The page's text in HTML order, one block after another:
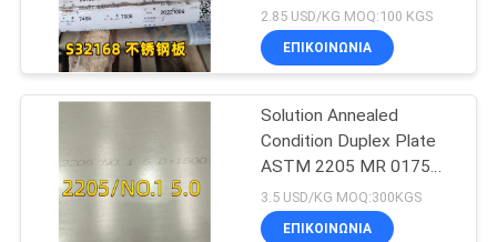
κυλημένο 10mm για το
λέβητα
2.85 USD/KG MOQ:100 KGS
ΕΠΙΚΟΙΝΩΝΙΑ
Solution Annealed
Condition Duplex Plate
ASTM 2205 MR 0175
6000 X 1500 X 6 Thk
3.5 USD/KG MOQ:300KGS
ΕΠΙΚΟΙΝΩΝΙΑ